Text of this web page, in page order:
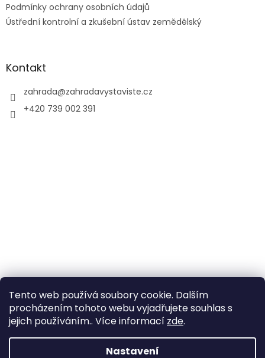
Tento web používá soubory cookie. Dalším
procházením tohoto webu vyjadřujete souhlas s
jejich používáním.. Více informací zde.
Nastavení
Podmínky ochrany osobních údajů
Ústřední kontrolní a zkušební ústav zemědělský
Kontakt
zahrada@zahradavystaviste.cz
+420 739 002 391